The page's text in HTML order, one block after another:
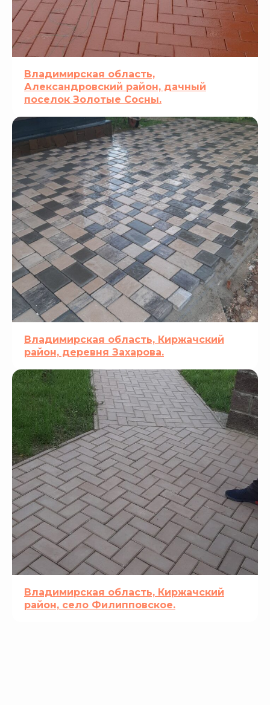
Владимирская область,
Александровский район, дачный
поселок Золотые Сосны.
Владимирская область, Киржачский
район, деревня Захарова.
Владимирская область, Киржачский
район, село Филипповское.